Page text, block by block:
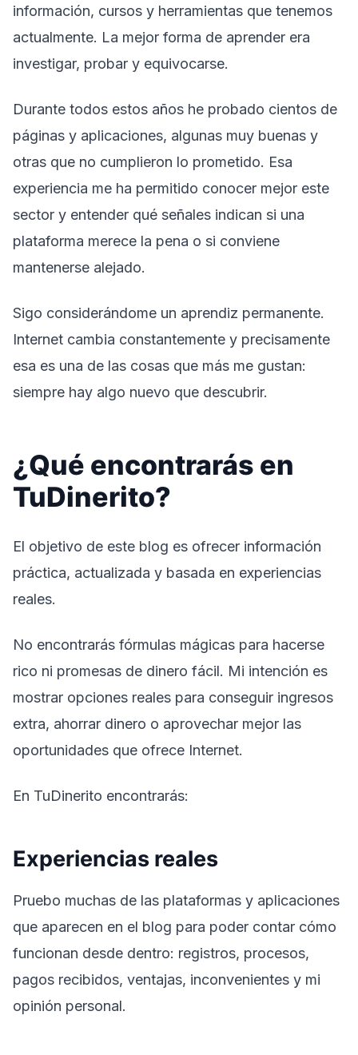
información, cursos y herramientas que tenemos
actualmente. La mejor forma de aprender era
investigar, probar y equivocarse.
Durante todos estos años he probado cientos de
páginas y aplicaciones, algunas muy buenas y
otras que no cumplieron lo prometido. Esa
experiencia me ha permitido conocer mejor este
sector y entender qué señales indican si una
plataforma merece la pena o si conviene
mantenerse alejado.
Sigo considerándome un aprendiz permanente.
Internet cambia constantemente y precisamente
esa es una de las cosas que más me gustan:
siempre hay algo nuevo que descubrir.
¿Qué encontrarás en
TuDinerito?
El objetivo de este blog es ofrecer información
práctica, actualizada y basada en experiencias
reales.
No encontrarás fórmulas mágicas para hacerse
rico ni promesas de dinero fácil. Mi intención es
mostrar opciones reales para conseguir ingresos
extra, ahorrar dinero o aprovechar mejor las
oportunidades que ofrece Internet.
En TuDinerito encontrarás:
Experiencias reales
Pruebo muchas de las plataformas y aplicaciones
que aparecen en el blog para poder contar cómo
funcionan desde dentro: registros, procesos,
pagos recibidos, ventajas, inconvenientes y mi
opinión personal.